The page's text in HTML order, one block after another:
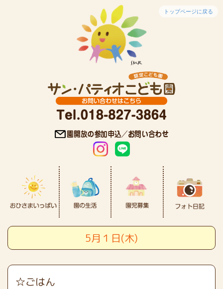
トップページに戻る
5月１日(木)
☆ごはん